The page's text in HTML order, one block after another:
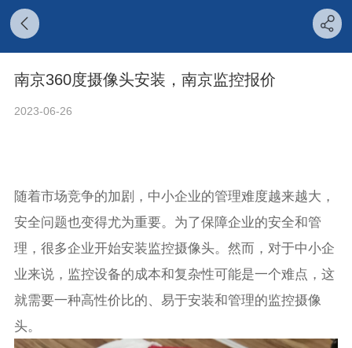
南京360度摄像头安装，南京监控报价
2023-06-26
随着市场竞争的加剧，中小企业的管理难度越来越大，
安全问题也变得尤为重要。为了保障企业的安全和管
理，很多企业开始安装监控摄像头。然而，对于中小企
业来说，监控设备的成本和复杂性可能是一个难点，这
就需要一种高性价比的、易于安装和管理的监控摄像
头。